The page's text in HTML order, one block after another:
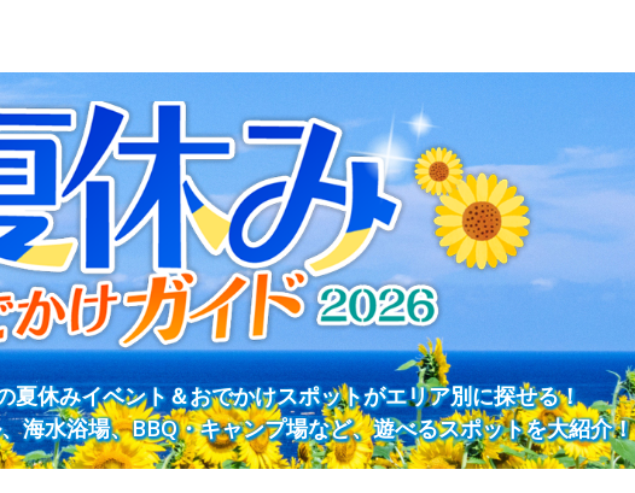
夏休みイベント＆おでかけスポットがエリア別に探せる！
海水浴場、BBQ・キャンプ場など、遊べるスポットを大紹介！